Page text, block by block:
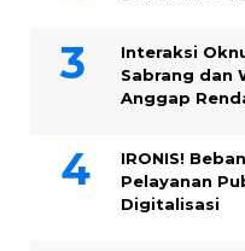
Interaksi
Sabrang dan
Anggap
IRONIS!
Pelayanan
Digitalisasi